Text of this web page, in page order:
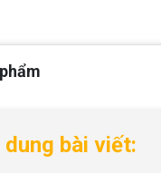
dung bài viết: